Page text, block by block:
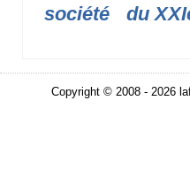
société du
Copyright © 2008 - 2026